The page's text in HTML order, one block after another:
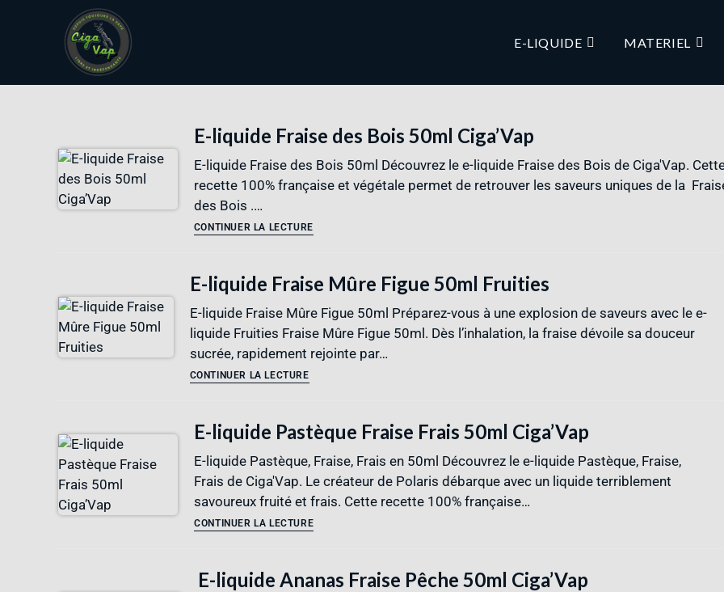
E-LIQUIDE MATERIEL
E-liquide Fraise des Bois 50ml Ciga’Vap
E-liquide Fraise des Bois 50ml Découvrez le e-liquide Fraise des Bois de Ciga'Vap.
recette 100% française et végétale permet de retrouver les saveurs uniques de la
des Bois .…
CONTINUER LA LECTURE
E-liquide Fraise Mûre Figue 50ml Fruities
E-liquide Fraise Mûre Figue 50ml Préparez-vous à une explosion de saveurs avec le e-
liquide Fruities Fraise Mûre Figue 50ml. Dès l’inhalation, la fraise dévoile sa douceur
sucrée, rapidement rejointe par…
CONTINUER LA LECTURE
E-liquide Pastèque Fraise Frais 50ml Ciga’Vap
E-liquide Pastèque, Fraise, Frais en 50ml Découvrez le e-liquide Pastèque, Fraise,
Frais de Ciga'Vap. Le créateur de Polaris débarque avec un liquide terriblement
savoureux fruité et frais. Cette recette 100% française…
CONTINUER LA LECTURE
E-liquide Ananas Fraise Pêche 50ml Ciga’Vap